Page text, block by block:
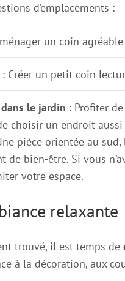
d’emplacements :
un coin
: Créer un petit coin
le jardin : Profiter
choisir un endroit aussi
pièce orientée au
bien-être. Si vous
votre espace.
relaxante
trouvé, il est temps de
à la décoration, aux